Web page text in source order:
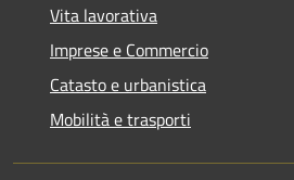
Vita lavorativa
Imprese e Commercio
Catasto e urbanistica
Mobilità e trasporti